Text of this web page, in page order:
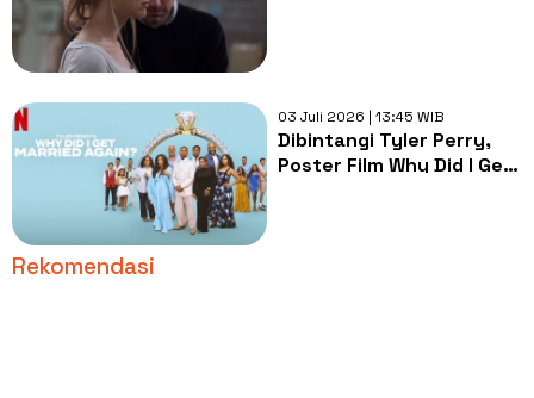
03 Juli 2026 | 13:45 WIB
Dibintangi Tyler Perry,
Poster Film Why Did I Get
Rekomendasi